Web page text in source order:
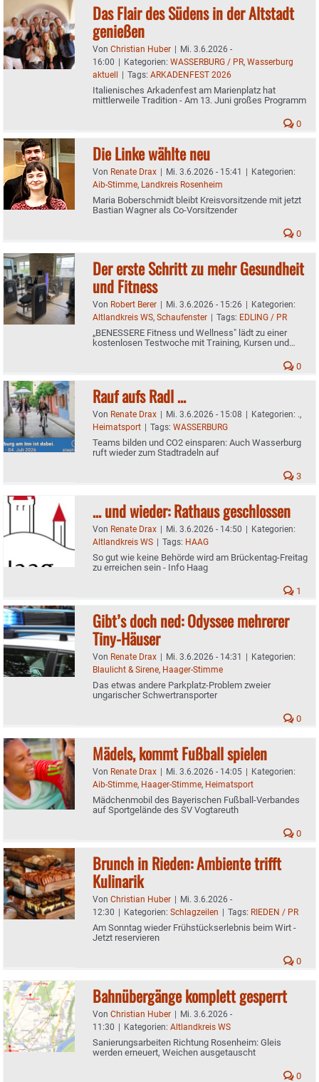
Das Flair des Südens in der Altstadt
genießen
Von Christian Huber | Mi. 3.6.2026 -
16:00 | Kategorien: WASSERBURG / PR, Wasserburg
aktuell | Tags: ARKADENFEST 2026
Italienisches Arkadenfest am Marienplatz hat
mittlerweile Tradition - Am 13. Juni großes Programm
0
Die Linke wählte neu
Von Renate Drax | Mi. 3.6.2026 - 15:41 | Kategorien:
Aib-Stimme, Landkreis Rosenheim
Maria Boberschmidt bleibt Kreisvorsitzende mit jetzt
Bastian Wagner als Co-Vorsitzender
0
Der erste Schritt zu mehr Gesundheit
und Fitness
Von Robert Berer | Mi. 3.6.2026 - 15:26 | Kategorien:
Altlandkreis WS, Schaufenster | Tags: EDLING / PR
„BENESSERE Fitness und Wellness" lädt zu einer
kostenlosen Testwoche mit Training, Kursen und
0
Rauf aufs Radl …
Von Renate Drax | Mi. 3.6.2026 - 15:08 | Kategorien: .,
Heimatsport | Tags: WASSERBURG
Teams bilden und CO2 einsparen: Auch Wasserburg
ruft wieder zum Stadtradeln auf
3
… und wieder: Rathaus geschlossen
Von Renate Drax | Mi. 3.6.2026 - 14:50 | Kategorien:
Altlandkreis WS | Tags: HAAG
So gut wie keine Behörde wird am Brückentag-Freitag
zu erreichen sein - Info Haag
1
Gibt’s doch ned: Odyssee mehrerer
Tiny-Häuser
Von Renate Drax | Mi. 3.6.2026 - 14:31 | Kategorien:
Blaulicht & Sirene, Haager-Stimme
Das etwas andere Parkplatz-Problem zweier
ungarischer Schwertransporter
0
Mädels, kommt Fußball spielen
Von Renate Drax | Mi. 3.6.2026 - 14:05 | Kategorien:
Aib-Stimme, Haager-Stimme, Heimatsport
Mädchenmobil des Bayerischen Fußball-Verbandes
auf Sportgelände des SV Vogtareuth
0
Brunch in Rieden: Ambiente trifft
Kulinarik
Von Christian Huber | Mi. 3.6.2026 -
12:30 | Kategorien: Schlagzeilen | Tags: RIEDEN / PR
Am Sonntag wieder Frühstückserlebnis beim Wirt -
Jetzt reservieren
0
Bahnübergänge komplett gesperrt
Von Christian Huber | Mi. 3.6.2026 -
11:30 | Kategorien: Altlandkreis WS
Sanierungsarbeiten Richtung Rosenheim: Gleis
werden erneuert, Weichen ausgetauscht
0